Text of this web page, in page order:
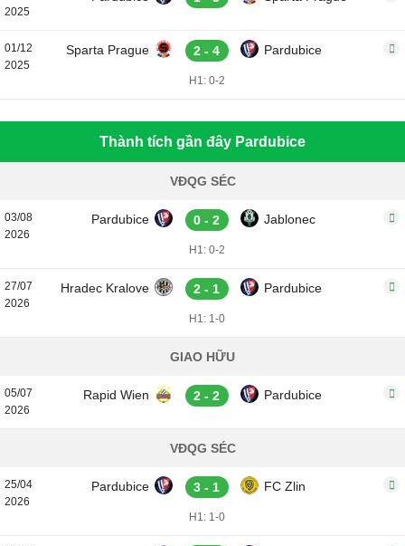
2025
01/12
2025
Sparta Prague 2 - 4 Pardubice
H1: 0-2
Thành tích gần đây Pardubice
VĐQG SÉC
03/08
2026
Pardubice 0 - 2 Jablonec
H1: 0-2
27/07
2026
Hradec Kralove 2 - 1 Pardubice
H1: 1-0
GIAO HỮU
05/07
2026
Rapid Wien 2 - 2 Pardubice
VĐQG SÉC
25/04
2026
Pardubice 3 - 1 FC Zlin
H1: 1-0